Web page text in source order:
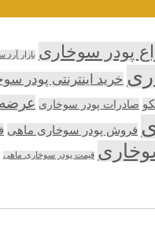
پودر سوخاری بازار
خرید اینترنتی پودر
صادرات پودر سوخاری
فروش پودر سوخاری ماهی
قیمت پودر سوخاری ماهی